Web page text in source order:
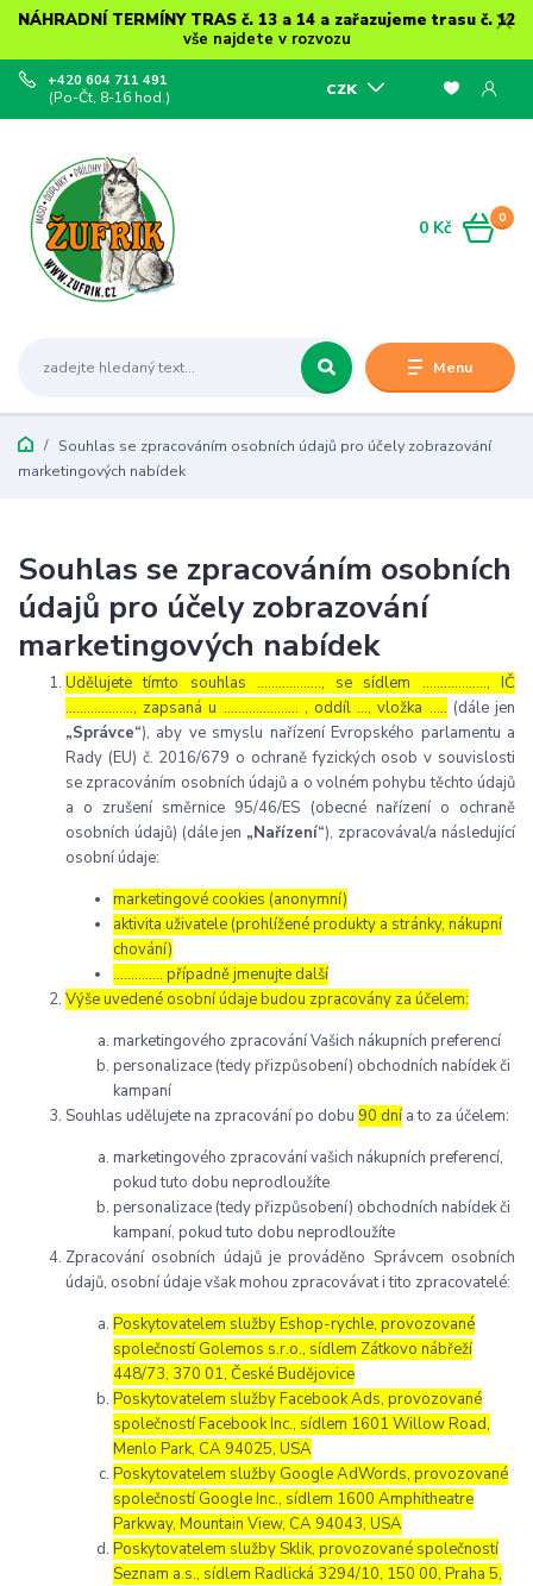
NÁHRADNÍ TERMÍNY TRAS č. 13 a 14 a zařazujeme trasu č. 12
vše najdete v rozvozu
Menu
CZK
+420 604 711 491
(Po-Čt, 8-16 hod.)
0
0 Kč
Souhlas se zpracováním osobních údajů pro účely zobrazování
marketingových nabídek
Souhlas se zpracováním osobních
údajů pro účely zobrazování
marketingových nabídek
Udělujete tímto souhlas ……………..., se sídlem ………………, IČ
………………., zapsaná u ………………… , oddíl …, vložka ….. (dále jen
„Správce“), aby ve smyslu nařízení Evropského parlamentu a
Rady (EU) č. 2016/679 o ochraně fyzických osob v souvislosti
se zpracováním osobních údajů a o volném pohybu těchto údajů
a o zrušení směrnice 95/46/ES (obecné nařízení o ochraně
osobních údajů) (dále jen „Nařízení“), zpracovával/a následující
osobní údaje:
marketingové cookies (anonymní)
aktivita uživatele (prohlížené produkty a stránky, nákupní
chování)
………….. případně jmenujte další
Výše uvedené osobní údaje budou zpracovány za účelem:
marketingového zpracování Vašich nákupních preferencí
personalizace (tedy přizpůsobení) obchodních nabídek či
kampaní
Souhlas udělujete na zpracování po dobu 90 dnía to za účelem:
marketingového zpracování vašich nákupních preferencí,
pokud tuto dobu neprodloužíte
personalizace (tedy přizpůsobení) obchodních nabídek či
kampaní, pokud tuto dobu neprodloužíte
Zpracování osobních údajů je prováděno Správcem osobních
údajů, osobní údaje však mohou zpracovávat i tito zpracovatelé:
Poskytovatelem služby Eshop-rychle, provozované
společností Golemos s.r.o., sídlem Zátkovo nábřeží
448/73, 370 01, České Budějovice
Poskytovatelem služby Facebook Ads, provozované
společností Facebook Inc., sídlem 1601 Willow Road,
Menlo Park, CA 94025, USA
Poskytovatelem služby Google AdWords, provozované
společností Google Inc., sídlem 1600 Amphitheatre
Parkway, Mountain View, CA 94043, USA
Poskytovatelem služby Sklik, provozované společností
Seznam a.s., sídlem Radlická 3294/10, 150 00, Praha 5,